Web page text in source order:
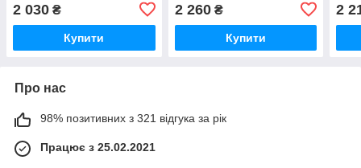
2 030 ₴
Купити
2 260₴
Купити
2
Про нас
98% позитивних з 321 відгука за рік
Працює з 25.02.2021